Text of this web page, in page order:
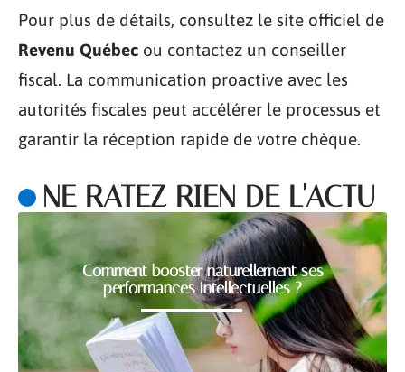
Pour plus de détails, consultez le site officiel de
Revenu Québec ou contactez un conseiller
fiscal. La communication proactive avec les
autorités fiscales peut accélérer le processus et
garantir la réception rapide de votre chèque.
NE RATEZ RIEN DE L'ACTU
Comment booster naturellement ses
performances intellectuelles ?